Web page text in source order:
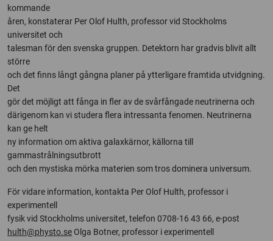
kommande
åren, konstaterar Per Olof Hulth, professor vid Stockholms
universitet och
talesman för den svenska gruppen. Detektorn har gradvis blivit allt
större
och det finns långt gångna planer på ytterligare framtida utvidgning.
Det
gör det möjligt att fånga in fler av de svårfångade neutrinerna och
därigenom kan vi studera flera intressanta fenomen. Neutrinerna
kan ge helt
ny information om aktiva galaxkärnor, källorna till
gammastrålningsutbrott
och den mystiska mörka materien som tros dominera universum.
För vidare information, kontakta Per Olof Hulth, professor i
experimentell
fysik vid Stockholms universitet, telefon 0708-16 43 66, e-post
hulth@physto.se Olga Botner, professor i experimentell